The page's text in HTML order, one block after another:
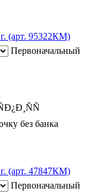
г. (арт. 95322КМ)
Первоначальный
г. (арт. 47847КМ)
Первоначальный